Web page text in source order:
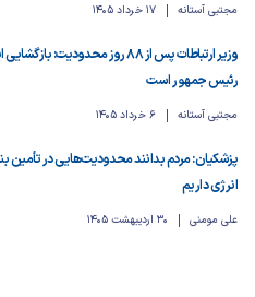
مجتبی آستانه 17 خرداد 1405
وزیر ارتباطات پس از ۸۸ روز
رئیس جمهور است
مجتبی آستانه 6 خرداد 1405
پزشکیان: مردم بدانند محدودیت‌هایی در تأمین
انرژی داریم
علی مومنی 30 اردیبهشت 1405